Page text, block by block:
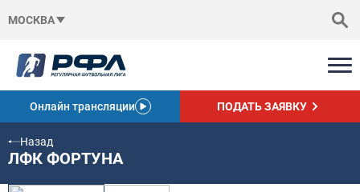
МОСКВА
Онлайн трансляции ПОДАТЬ ЗАЯВКУ
Назад
ЛФК ФОРТУНА